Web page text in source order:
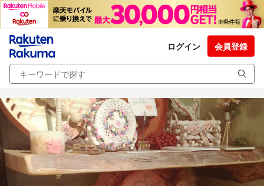
ログイン 会員登録